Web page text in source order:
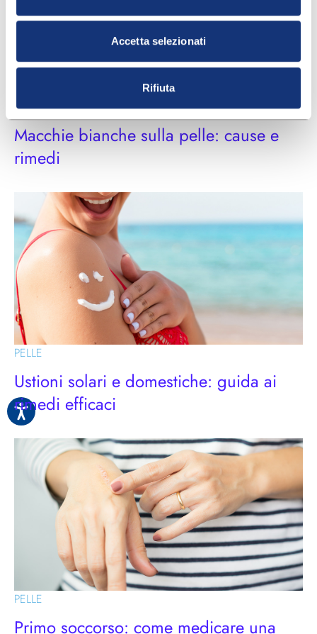
Accetta selezionati
Rifiuta
PELLE
Macchie bianche sulla pelle: cause e
rimedi
PELLE
Ustioni solari e domestiche: guida ai
rimedi efficaci
PELLE
Primo soccorso: come medicare una